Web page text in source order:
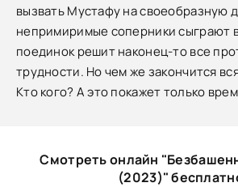
вызвать Мустафу на своеобразную
непримиримые соперники сыграют
поединок решит наконец-то все
трудности. Но чем же закончится
Кто кого? А это покажет только
Смотреть онлайн
(2023)"